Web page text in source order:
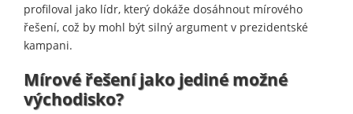
profiloval jako lídr, který dokáže dosáhnout mírového
řešení, což by mohl být silný argument v prezidentské
kampani.
Mírové řešení jako jediné možné
východisko?